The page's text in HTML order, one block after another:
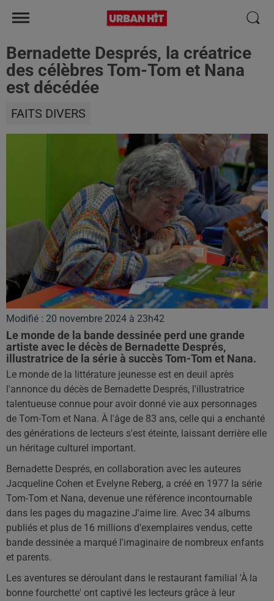
Bernadette Després, la créatrice
des célèbres Tom-Tom et Nana
est décédée
FAITS DIVERS
Modifié : 20 novembre 2024 à 23h42
Le monde de la bande dessinée perd une grande
artiste avec le décès de Bernadette Després,
illustratrice de la série à succès Tom-Tom et Nana.
Le monde de la littérature jeunesse est en deuil après
l'annonce du décès de Bernadette Després, l'illustratrice
talentueuse connue pour avoir donné vie aux personnages
de Tom-Tom et Nana. À l'âge de 83 ans, celle qui a enchanté
des générations de lecteurs s'est éteinte, laissant derrière elle
un héritage culturel important.
Bernadette Després, en collaboration avec les auteures
Jacqueline Cohen et Evelyne Reberg, a créé en 1977 la série
Tom-Tom et Nana, devenue une référence incontournable
dans les pages du magazine J'aime lire. Avec 34 albums
publiés et plus de 16 millions d'exemplaires vendus, cette
bande dessinée a marqué l'imaginaire de nombreux enfants
et parents.
Les aventures se déroulant dans le restaurant familial 'À la
bonne fourchette' ont captivé les lecteurs grâce à leur